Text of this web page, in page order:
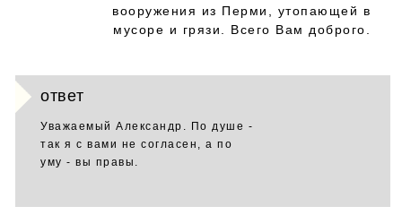
вооружения из Перми, утопающей в
мусоре и грязи. Всего Вам доброго.
ответ
Уважаемый Александр. По душе -
так я с вами не согласен, а по
уму - вы правы.